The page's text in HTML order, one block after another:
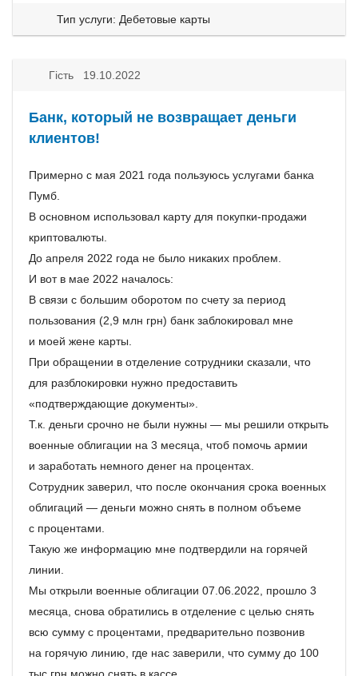
Тип услуги: Дебетовые карты
Гість 19.10.2022
Банк, который не возвращает деньги
клиентов!
Примерно с мая 2021 года пользуюсь услугами банка
Пумб.
В основном использовал карту для покупки-продажи
криптовалюты.
До апреля 2022 года не было никаких проблем.
И вот в мае 2022 началось:
В связи с большим оборотом по счету за период
пользования (2,9 млн грн) банк заблокировал мне
и моей жене карты.
При обращении в отделение сотрудники сказали, что
для разблокировки нужно предоставить
«подтверждающие документы».
Т.к. деньги срочно не были нужны — мы решили открыть
военные облигации на 3 месяца, чтоб помочь армии
и заработать немного денег на процентах.
Сотрудник заверил, что после окончания срока военных
облигаций — деньги можно снять в полном объеме
с процентами.
Такую же информацию мне подтвердили на горячей
линии.
Мы открыли военные облигации 07.06.2022, прошло 3
месяца, снова обратились в отделение с целью снять
всю сумму с процентами, предварительно позвонив
на горячую линию, где нас заверили, что сумму до 100